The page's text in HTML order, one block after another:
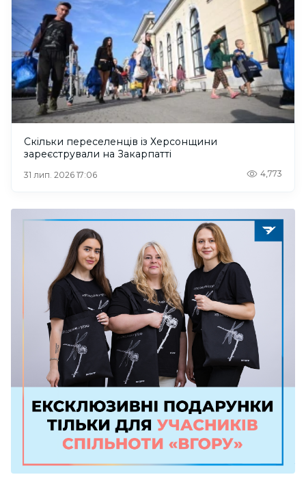
Скільки переселенців із Херсонщини
зареєстрували на Закарпатті
31 лип. 2026 17:06 4,773